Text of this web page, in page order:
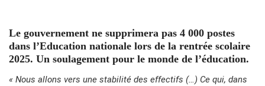
Le gouvernement ne supprimera pas 4 000 postes
dans l’Education nationale lors de la rentrée scolaire
2025. Un soulagement pour le monde de l’éducation.
« Nous allons vers une stabilité des effectifs (…) Ce qui, dans